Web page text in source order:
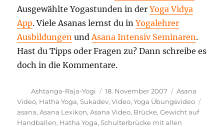
Ausgewählte Yogastunden in derYoga Vidya
App. Viele Asanas lernst du inYogalehrer
Ausbildungen und Asana Intensiv Seminaren.
Hast du Tipps oder Fragen zu? Dann schreibe es
doch in die Kommentare.
Autor
Ashtanga-Raja-Yogi
Veröffentlicht
am
18. November 2007 Kategorien
Asana
Video, Hatha Yoga,Sukadev,Video,Yoga Übungsvideo
asana,Asana Lexikon,Asana Video, Brücke,Gewicht auf
Handballen, Hatha Yoga,Schulterbrücke mit allen